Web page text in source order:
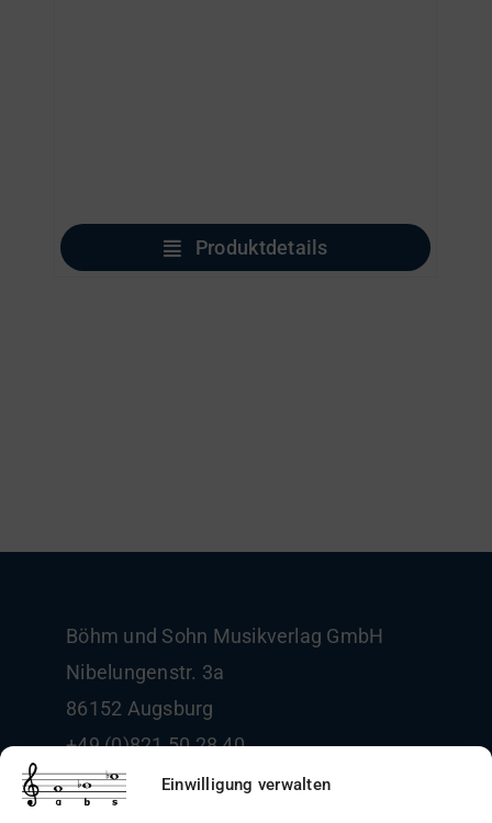
Einwilligung verwalten
Produktdetails
Böhm und Sohn Musikverlag GmbH
Nibelungenstr. 3a
86152 Augsburg
+49 (0)821 50 28 40
info@boehm-und-sohn.de